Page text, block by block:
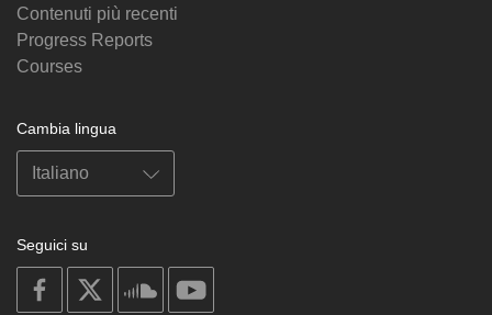
Contenuti più recenti
Progress Reports
Courses
Cambia lingua
Seguici su
on
facebook
soundcloud